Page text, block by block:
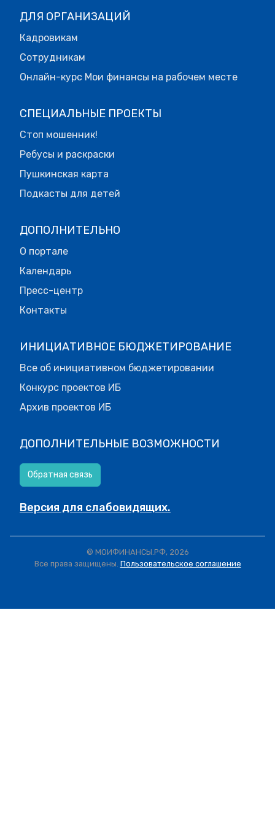
ДЛЯ ОРГАНИЗАЦИЙ
Кадровикам
Сотрудникам
Онлайн-курс Мои финансы на рабочем месте
СПЕЦИАЛЬНЫЕ ПРОЕКТЫ
Стоп мошенник!
Ребусы и раскраски
Пушкинская карта
Подкасты для детей
ДОПОЛНИТЕЛЬНО
О портале
Календарь
Пресс-центр
Контакты
ИНИЦИАТИВНОЕ БЮДЖЕТИРОВАНИЕ
Все об инициативном бюджетировании
Конкурс проектов ИБ
Архив проектов ИБ
ДОПОЛНИТЕЛЬНЫЕ ВОЗМОЖНОСТИ
Обратная связь
Версия для слабовидящих.
© МОИФИНАНСЫ.РФ, 2026
Все права защищены. Пользовательское соглашение